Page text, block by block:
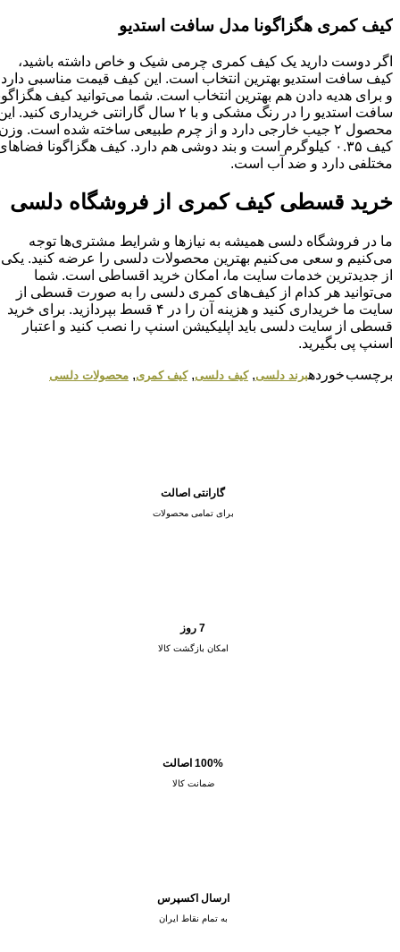
کیف کمری هگزاگونا مدل سافت استدیو
اگر دوست دارید یک کیف کمری چرمی شیک و خاص داشته باشید،
کیف سافت استدیو بهترین انتخاب است. این کیف قیمت مناسبی دارد
و برای هدیه دادن هم بهترین انتخاب است. شما می‌توانید کیف هگزاگونا
سافت استدیو را در رنگ مشکی و با ۲ سال گارانتی خریداری کنید. این
محصول ۲ جیب خارجی دارد و از چرم طبیعی ساخته شده است. وزن
کیف ۰.۳۵ کیلوگرم است و بند دوشی هم دارد. کیف هگزاگونا فضاهای
مختلفی دارد و ضد آب است.
خرید قسطی کیف کمری از فروشگاه دلسی
ما در فروشگاه دلسی همیشه به نیازها و شرایط مشتری‌ها توجه
می‌کنیم و سعی می‌کنیم بهترین محصولات دلسی را عرضه کنید. یکی
از جدیدترین خدمات سایت ما، امکان خرید اقساطی است. شما
می‌توانید هر کدام از کیف‌های کمری دلسی را به صورت قسطی از
سایت ما خریداری کنید و هزینه آن را در ۴ قسط بپردازید. برای خرید
قسطی از سایت دلسی باید اپلیکیشن اسنپ را نصب کنید و اعتبار
اسنپ پی بگیرید.
برچسب خوردهبرند دلسی,کیف دلسی,کیف کمری,محصولات دلسی
گارانتی اصالت
برای تمامی محصولات
امکان بازگشت کالا
100% اصالت
ضمانت کالا
ارسال اکسپرس
به تمام نقاط ایران